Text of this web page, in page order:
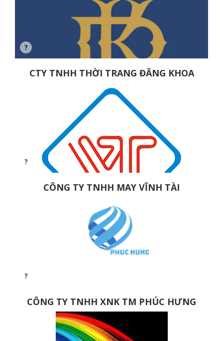
CTY TNHH THỜI TRANG ĐĂNG KHOA
CÔNG TY TNHH MAY VĨNH TÀI
CÔNG TY TNHH XNK TM PHÚC HƯNG